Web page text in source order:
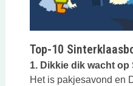
Top-10
1. Dikkie dik wacht op
Het is pakjesavond en